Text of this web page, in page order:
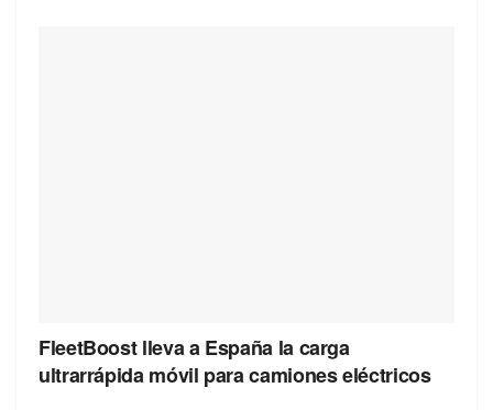
FleetBoost lleva a España la carga
ultrarrápida móvil para camiones eléctricos